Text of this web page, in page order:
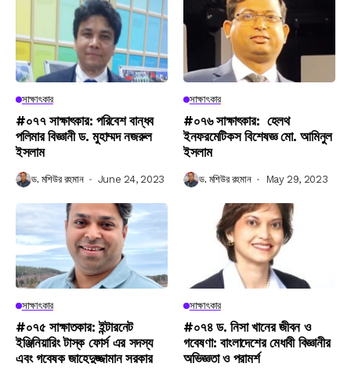
সাক্ষাৎকার
#০৭৭ সাক্ষাৎকার: পরিবেশ বান্ধব
পলিমার বিজ্ঞানী ড. মুহাম্মদ নজরুল
ইসলাম
ড. মশিউর রহমান June 24, 2023
সাক্ষাৎকার
#০৭৬ সাক্ষাৎকার: হেলথ
ইনফরমেটিকস বিশেষজ্ঞ মো. আমিনুল
ইসলাম
ড. মশিউর রহমান May 29, 2023
সাক্ষাৎকার
#০৭৫ সাক্ষাতকার: ইন্টারনেট
ইঞ্জিনিয়ারিং টাস্ক ফোর্স এর সদস্য
এবং গবেষক জাহেদুজ্জামান সরকার
সাক্ষাৎকার
#০৭৪ ড. নিসা খানের জীবন ও
গবেষণা: বাংলাদেশের মেধাবী বিজ্ঞানীর
অভিজ্ঞতা ও পরামর্শ